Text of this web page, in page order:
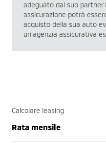
adeguato dal suo partner
assicurazione potrà
acquisto della sua auto
un’agenzia assicurativa
Calcolare leasing
Rata mensile